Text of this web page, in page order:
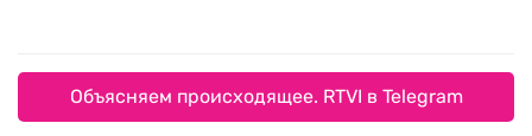
Объясняем происходящее. RTVI в Telegram